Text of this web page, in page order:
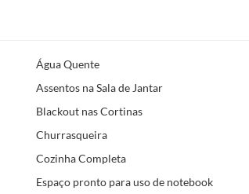
Água Quente
Assentos na Sala de Jantar
Blackout nas Cortinas
Churrasqueira
Cozinha Completa
Espaço pronto para uso de notebook